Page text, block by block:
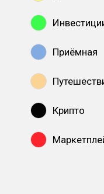
Приёмная
Крипто